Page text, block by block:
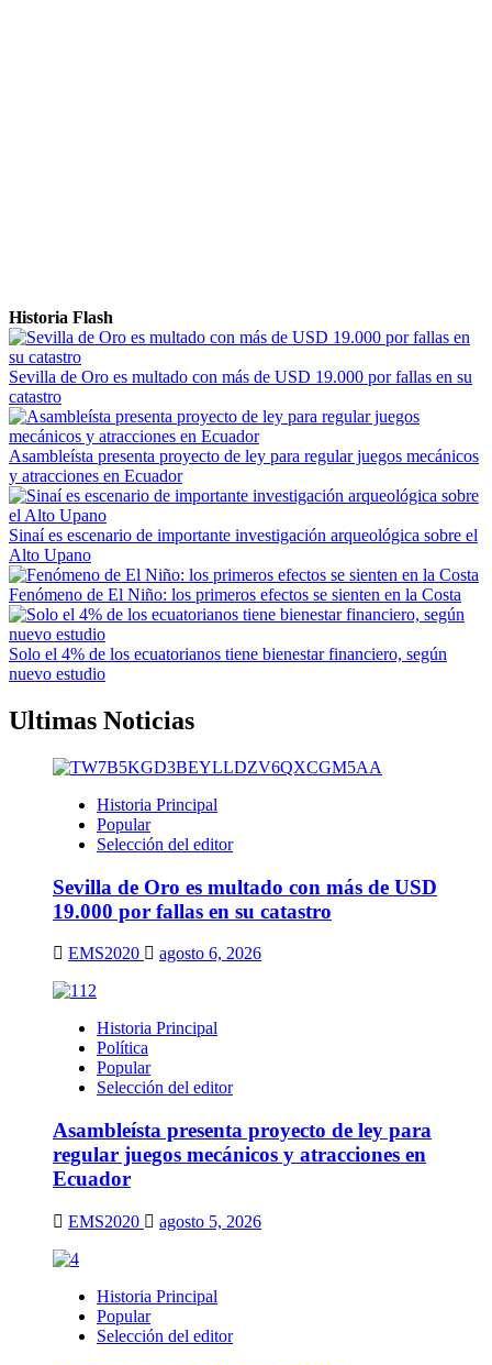
Historia Flash
Sevilla de Oro es multado con más de USD 19.000 por fallas en su
catastro
Asambleísta presenta proyecto de ley para regular juegos mecánicos
y atracciones en Ecuador
Sinaí es escenario de importante investigación arqueológica sobre el
Alto Upano
Fenómeno de El Niño: los primeros efectos se sienten en la Costa
Solo el 4% de los ecuatorianos tiene bienestar financiero, según
nuevo estudio
Ultimas Noticias
Historia Principal
Popular
Selección del editor
Sevilla de Oro es multado con más de USD
19.000 por fallas en su catastro
EMS2020 agosto 6, 2026
Historia Principal
Política
Popular
Selección del editor
Asambleísta presenta proyecto de ley para
regular juegos mecánicos y atracciones en
Ecuador
EMS2020 agosto 5, 2026
Historia Principal
Popular
Selección del editor